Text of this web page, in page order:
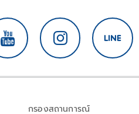
กรองสถานการณ์